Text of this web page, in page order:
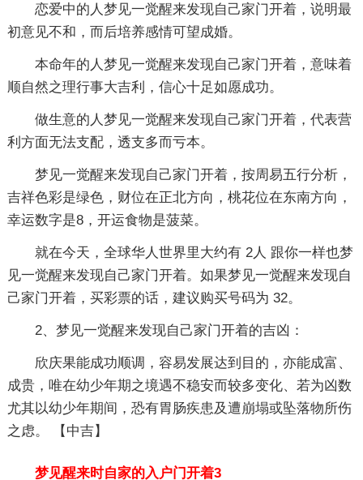
恋爱中的人梦见一觉醒来发现自己家门开着，说明最
初意见不和，而后培养感情可望成婚。
本命年的人梦见一觉醒来发现自己家门开着，意味着
顺自然之理行事大吉利，信心十足如愿成功。
做生意的人梦见一觉醒来发现自己家门开着，代表营
利方面无法支配，透支多而亏本。
梦见一觉醒来发现自己家门开着，按周易五行分析，
吉祥色彩是绿色，财位在正北方向，桃花位在东南方向，
幸运数字是8，开运食物是菠菜。
就在今天，全球华人世界里大约有 2人 跟你一样也梦
见一觉醒来发现自己家门开着。如果梦见一觉醒来发现自
己家门开着，买彩票的话，建议购买号码为 32。
2、梦见一觉醒来发现自己家门开着的吉凶：
欣庆果能成功顺调，容易发展达到目的，亦能成富、
成贵，唯在幼少年期之境遇不稳安而较多变化、若为凶数
尤其以幼少年期间，恐有胃肠疾患及遭崩塌或坠落物所伤
之虑。 【中吉】
梦见醒来时自家的入户门开着3